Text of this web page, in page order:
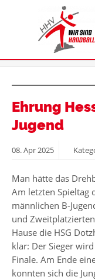
Ehrung
Jugend
08.Apr2025
Man hätte das
Am letzten Spieltag
männlichen B-
und
Hause die HSG
klar: Der Sieger
Finale. Am Ende
konnten sich die